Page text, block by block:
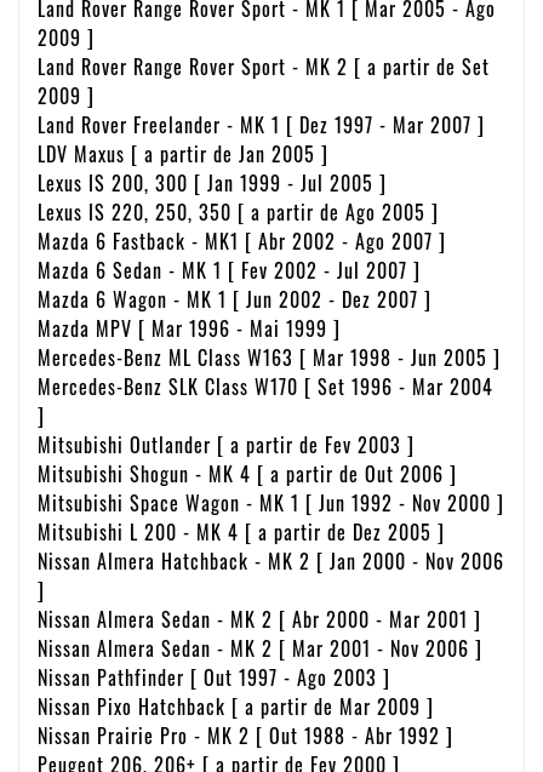
Land Rover Range Rover Sport - MK 1 [ Mar 2005 - Ago
2009 ]
Land Rover Range Rover Sport - MK 2 [ a partir de Set
2009 ]
Land Rover Freelander - MK 1 [ Dez 1997 - Mar 2007 ]
LDV Maxus [ a partir de Jan 2005 ]
Lexus IS 200, 300 [ Jan 1999 - Jul 2005 ]
Lexus IS 220, 250, 350 [ a partir de Ago 2005 ]
Mazda 6 Fastback - MK1 [ Abr 2002 - Ago 2007 ]
Mazda 6 Sedan - MK 1 [ Fev 2002 - Jul 2007 ]
Mazda 6 Wagon - MK 1 [ Jun 2002 - Dez 2007 ]
Mazda MPV [ Mar 1996 - Mai 1999 ]
Mercedes-Benz ML Class W163 [ Mar 1998 - Jun 2005 ]
Mercedes-Benz SLK Class W170 [ Set 1996 - Mar 2004
]
Mitsubishi Outlander [ a partir de Fev 2003 ]
Mitsubishi Shogun - MK 4 [ a partir de Out 2006 ]
Mitsubishi Space Wagon - MK 1 [ Jun 1992 - Nov 2000 ]
Mitsubishi L 200 - MK 4 [ a partir de Dez 2005 ]
Nissan Almera Hatchback - MK 2 [ Jan 2000 - Nov 2006
]
Nissan Almera Sedan - MK 2 [ Abr 2000 - Mar 2001 ]
Nissan Almera Sedan - MK 2 [ Mar 2001 - Nov 2006 ]
Nissan Pathfinder [ Out 1997 - Ago 2003 ]
Nissan Pixo Hatchback [ a partir de Mar 2009 ]
Nissan Prairie Pro - MK 2 [ Out 1988 - Abr 1992 ]
Peugeot 206, 206+ [ a partir de Fev 2000 ]